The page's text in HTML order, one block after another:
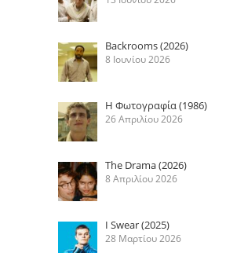
Backrooms (2026)
8 Ιουνίου 2026
Η Φωτογραφία (1986)
26 Απριλίου 2026
The Drama (2026)
8 Απριλίου 2026
I Swear (2025)
28 Μαρτίου 2026